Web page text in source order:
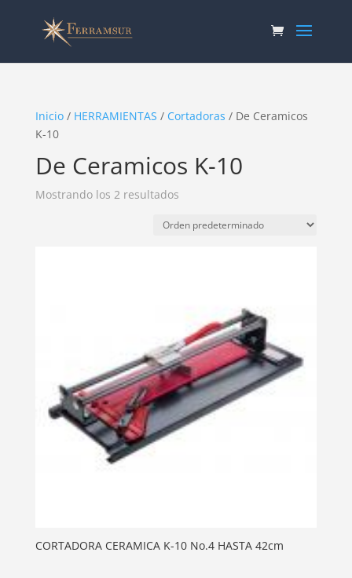
Inicio/ HERRAMIENTAS / Cortadoras / De Ceramicos
K-10
De Ceramicos K-10
Mostrando los 2 resultados
CORTADORA CERAMICA K-10 No.4 HASTA 42cm